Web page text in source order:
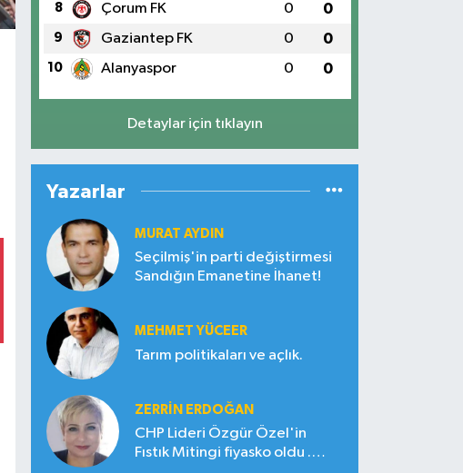
8 Çorum FK 0 0
9 Gaziantep FK 0 0
10 Alanyaspor 0 0
Detaylar için tıklayın
Yazarlar
MURAT AYDIN
Seçilmiş'in parti değiştirmesi
Sandığın Emanetine İhanet!
MEHMET YÜCEER
Tarım politikaları ve açlık.
ZERRIN ERDOĞAN
CHP Lideri Özgür Özel'in
Fıstık Mitingi fiyasko oldu .